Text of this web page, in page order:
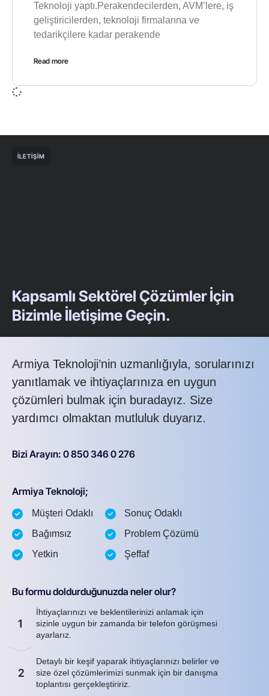
Teknoloji yaptı.Perakendecilerden, AVM’lere, iş
geliştiricilerden, teknoloji firmalarına ve
tedarikçilere kadar perakende
Read more
İLETIŞIM
Kapsamlı Sektörel Çözümler İçin
Bizimle İletişime Geçin.
Armiya Teknoloji’nin uzmanlığıyla, sorularınızı
yanıtlamak ve ihtiyaçlarınıza en uygun
çözümleri bulmak için buradayız. Size
yardımcı olmaktan mutluluk duyarız.
Bizi Arayın: 0 850 346 0 276
Armiya Teknoloji;
Müşteri Odaklı
Bağımsız
Yetkin
Sonuç Odaklı
Problem Çözümü
Şeffaf
Bu formu doldurduğunuzda neler olur?
1
İhtiyaçlarınızı ve beklentilerinizi anlamak için
sizinle uygun bir zamanda bir telefon görüşmesi
ayarlarız.
2
Detaylı bir keşif yaparak ihtiyaçlarınızı belirler ve
size özel çözümlerimizi sunmak için bir danışma
toplantısı gerçekleştiririz.